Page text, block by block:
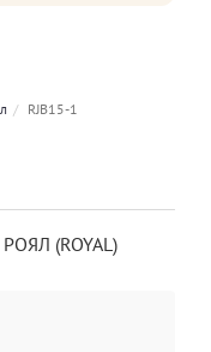
RJB15-1
(ROYAL)